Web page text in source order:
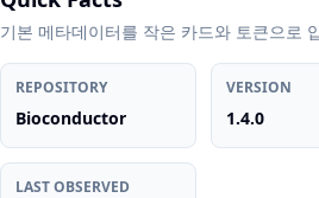
기본 메타데이터를 작은 카드와 토큰으로
REPOSITORY
Bioconductor
VERSION
1.4.0
LAST OBSERVED